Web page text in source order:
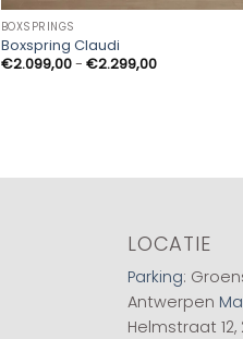
BOXSPRINGS
Boxspring Claudi
€2.099,00- €2.299,00Prijsklasse:
€2.099,00
LOCATIE
Parking:
Antwerpen
Helmstraat 12,